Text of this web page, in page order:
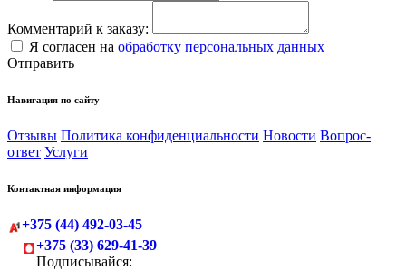
Комментарий к заказу:
Я согласен на обработку персональных данных
Отправить
Навигация по сайту
Отзывы Политика конфиденциальности Новости Вопрос-
ответ Услуги
Контактная информация
+375 (44) 492-03-45
+375 (33) 629-41-39
Подписывайся: